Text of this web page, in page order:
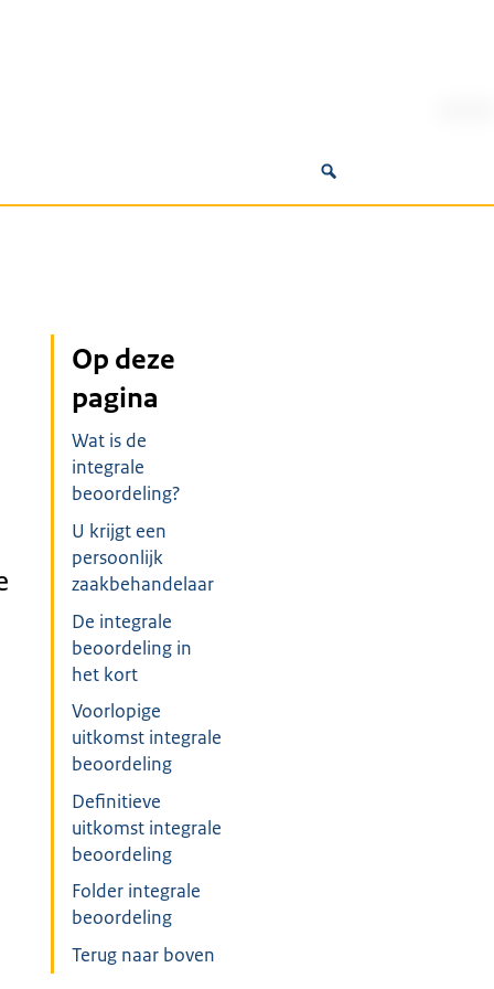
Op deze
pagina
Wat is de
integrale
beoordeling?
U krijgt een
persoonlijk
zaakbehandelaar
De integrale
beoordeling in
het kort
Voorlopige
uitkomst integrale
beoordeling
Definitieve
uitkomst integrale
beoordeling
Folder integrale
beoordeling
Terug naar boven